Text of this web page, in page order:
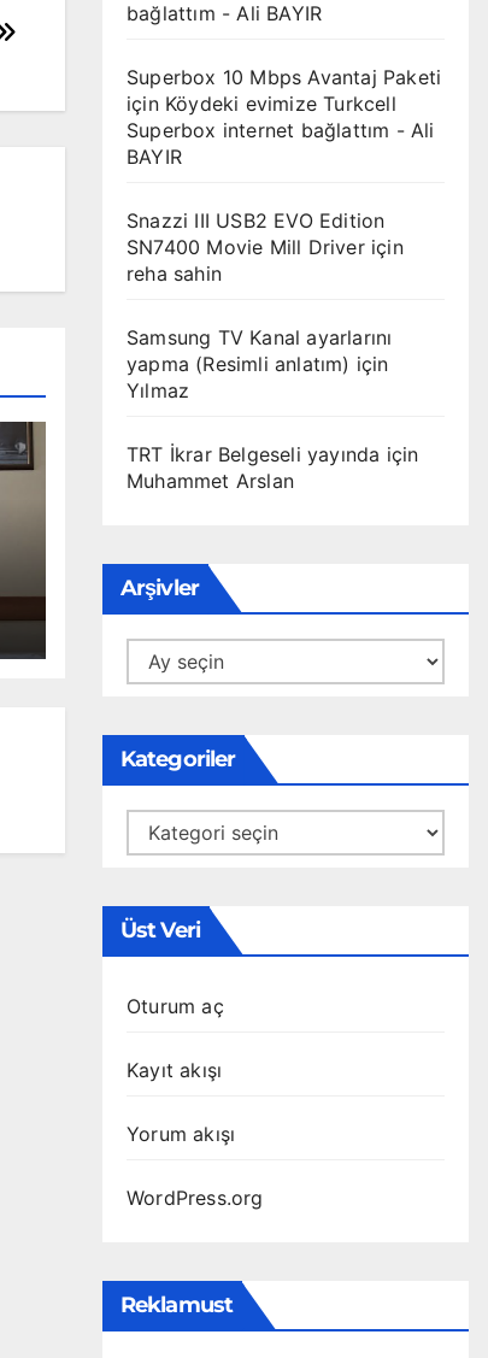
bağlattım - Ali BAYIR
Superbox 10 Mbps Avantaj Paketi
için Köydeki evimize Turkcell
Superbox internet bağlattım - Ali
BAYIR
Snazzi III USB2 EVO Edition
SN7400 Movie Mill Driveriçin
reha sahin
Samsung TV Kanal ayarlarını
yapma (Resimli anlatım) için
Yılmaz
TRT İkrar Belgeseli yayında için
Muhammet Arslan
Arşivler
Arşivler
Kategoriler
Kategoriler
Üst Veri
Oturum aç
Kayıt akışı
Yorum akışı
WordPress.org
Reklamust